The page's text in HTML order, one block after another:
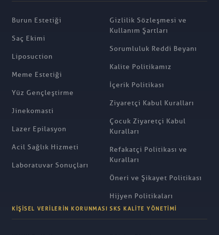
Burun Estetiği
Saç Ekimi
Liposuction
Meme Estetiği
Yüz Gençleştirme
Jinekomasti
Lazer Epilasyon
Acil Sağlık Hizmeti
Laboratuvar Sonuçları
Gizlilik Sözleşmesi ve
Kullanım Şartları
Sorumluluk Reddi Beyanı
Kalite Politikamız
İçerik Politikası
Ziyaretçi Kabul Kuralları
Çocuk Ziyaretçi Kabul
Kuralları
Refakatçi Politikası ve
Kuralları
Öneri ve Şikayet Politikası
Hijyen Politikaları
KIŞISEL VERILERIN KORUNMASI SKS KALITE YÖNETIMI